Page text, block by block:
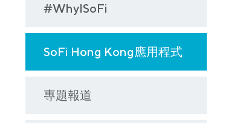
#WhyISoFi
SoFi Hong Kong應用程式
專題報道